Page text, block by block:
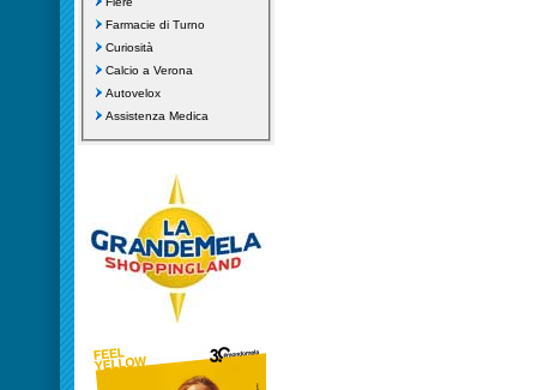
Farmacie di Turno
Curiosità
Calcio a Verona
Autovelox
Assistenza Medica